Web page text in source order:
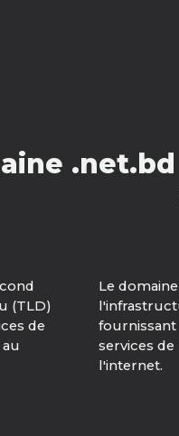
(TLD)
de
Le
fournissant
services
l'internet.